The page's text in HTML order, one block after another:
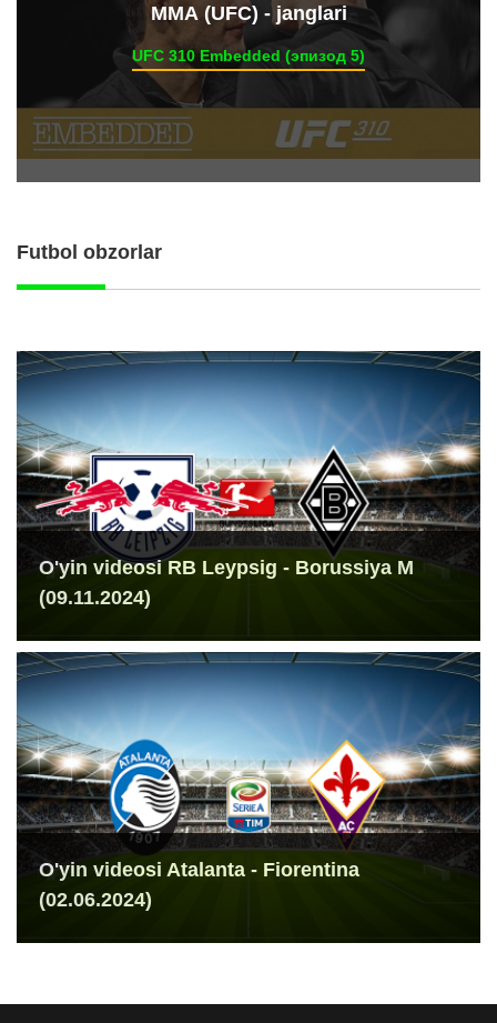
ММА (UFC) - janglari
UFC 310 Embedded (эпизод 5)
Futbol obzorlar
O'yin videosi RB Leypsig - Borussiya M
(09.11.2024)
O'yin videosi Atalanta - Fiorentina
(02.06.2024)